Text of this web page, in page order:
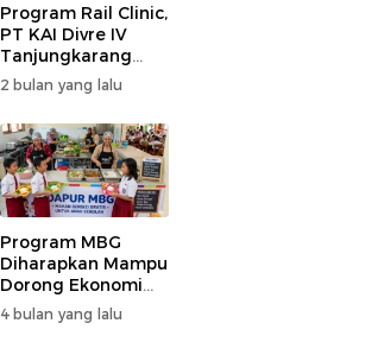
Program Rail Clinic,
PT KAI Divre IV
Tanjungkarang
Beri Layanan
Kesehatan Gratis
250 Warga
2 bulan yang lalu
Program MBG
Diharapkan Mampu
Dorong Ekonomi
Daerah, DPRD
Lampung Tekankan
4 bulan yang lalu